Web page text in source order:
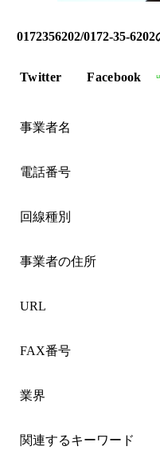
0172356202/0172-35-
Twitter Facebook
事業者名
電話番号
回線種別
事業者の住所
URL
FAX番号
業界
関連するキーワード